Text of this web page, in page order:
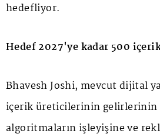
hedefliyor.
Hedef 2027'ye kadar 500
Bhavesh Joshi, mevcut dijital
içerik üreticilerinin gelirlerinin
algoritmaların işleyişine ve